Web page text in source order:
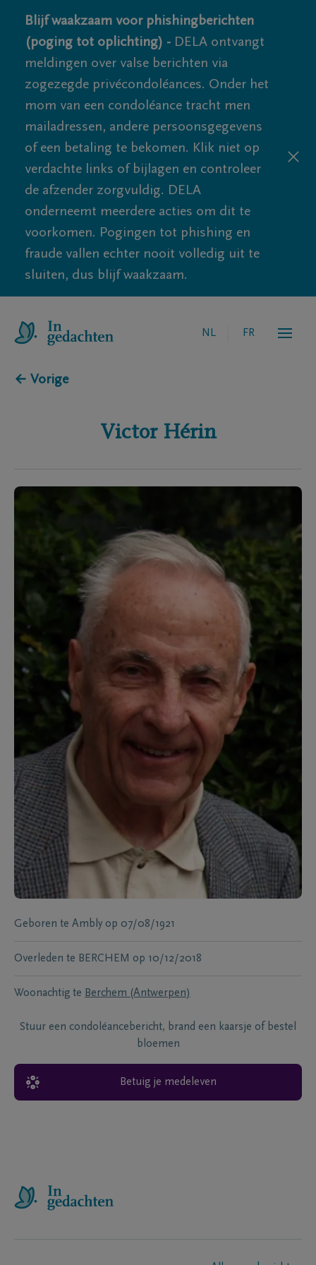
Blijf waakzaam voor phishingberichten
(poging tot oplichting) - DELA ontvangt
meldingen over valse berichten via
zogezegde privécondoléances. Onder het
mom van een condoléance tracht men
mailadressen, andere persoonsgegevens
of een betaling te bekomen. Klik niet op
verdachte links of bijlagen en controleer
de afzender zorgvuldig. DELA
onderneemt meerdere acties om dit te
voorkomen. Pogingen tot phishing en
fraude vallen echter nooit volledig uit te
sluiten, dus blijf waakzaam.
NL FR
← Vorige
Victor Hérin
Geboren te Ambly op 07/08/1921
Overleden te BERCHEM op 10/12/2018
Woonachtig te Berchem (Antwerpen)
Stuur een condoléancebericht, brand een kaarsje of bestel
bloemen
Betuig je medeleven